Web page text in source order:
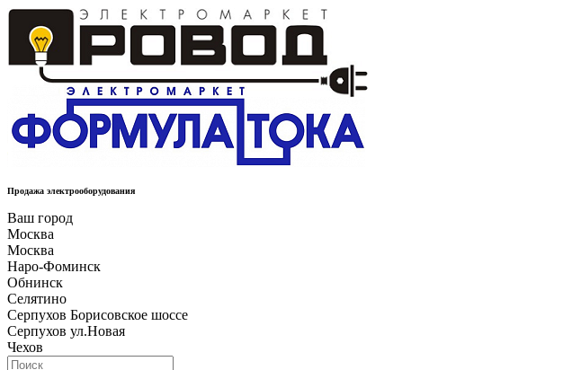
Продажа электрооборудования
Ваш город
Москва
Москва
Наро-Фоминск
Обнинск
Селятино
Серпухов Борисовское шоссе
Серпухов ул.Новая
Чехов